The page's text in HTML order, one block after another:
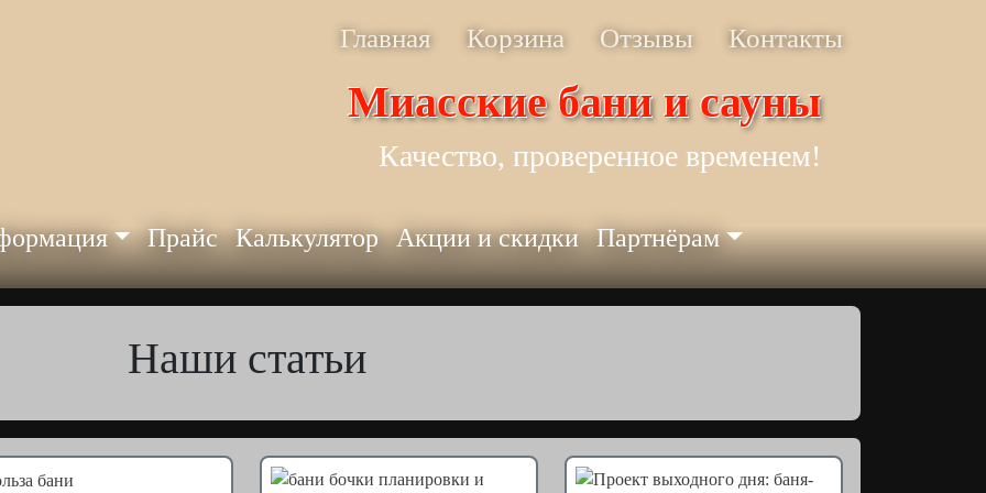
Главная Корзина Отзывы Контакты
Миасские бани и сауны
Качество, проверенное временем!
Прайс Калькулятор Акции и скидки Партнёрам
Наши статьи